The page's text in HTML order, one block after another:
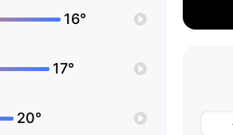
16°
17°
20°